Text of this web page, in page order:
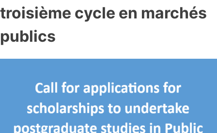
troisième cycle en marchés
publics